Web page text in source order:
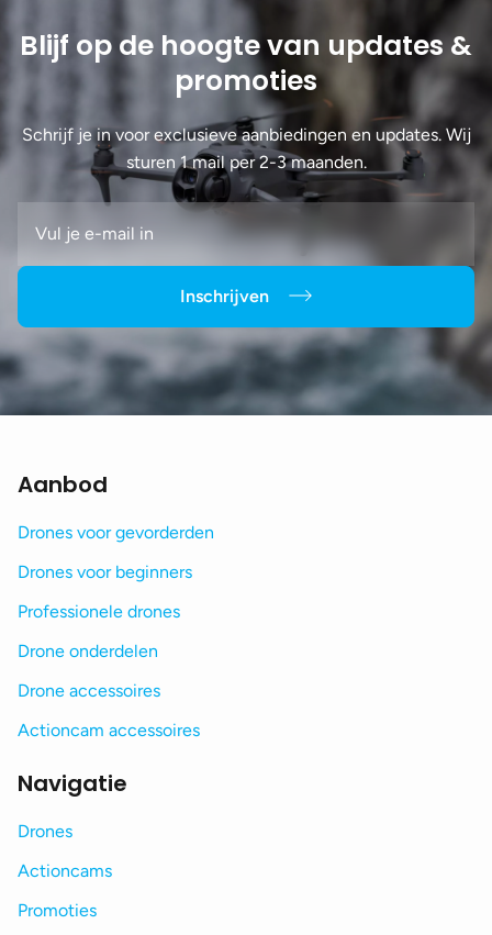
Blijf op de hoogte van updates &
promoties
Schrijf je in voor exclusieve aanbiedingen en updates. Wij
sturen 1 mail per 2-3 maanden.
Inschrijven
Aanbod
Drones voor gevorderden
Drones voor beginners
Professionele drones
Drone onderdelen
Drone accessoires
Actioncam accessoires
Navigatie
Drones
Actioncams
Promoties